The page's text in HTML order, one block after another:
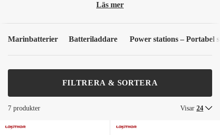
Läs mer
Marinbatterier Batteriladdare Power stations – Portabel
FILTRERA & SORTERA
7 produkter Visar 24